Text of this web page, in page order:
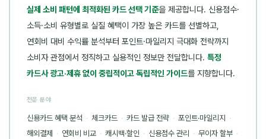
실제 소비 패턴에 최적화된 카드 선택 기준을 제공합니다. 신용점수·
소득·소비 유형별로 실질 혜택이 가장 높은 카드를 선별하고,
연회비 대비 수익률 분석부터 포인트·마일리지 극대화 전략까지
소비자 관점에서 정직하고 실용적인 정보만 전달합니다. 특정
카드사 광고·제휴 없이 중립적이고 독립적인 가이드를 지향합니다.
전문 분야
신용카드 혜택 분석 · 체크카드 · 카드 발급 전략 · 포인트·마일리지 ·
해외결제 · 연회비 비교 · 캐시백·할인 · 신용점수 관리 · 무이자 할부 ·